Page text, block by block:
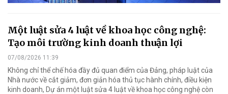
Một luật sửa 4 luật về khoa học công nghệ:
Tạo môi trường kinh doanh thuận lợi
07/08/2026 11:39
Không chỉ thể chế hóa đầy đủ quan điểm của Đảng, pháp luật của
Nhà nước về cắt giảm, đơn giản hóa thủ tục hành chính, điều kiện
kinh doanh, Dự án một luật sửa 4 luật về khoa học công nghệ còn